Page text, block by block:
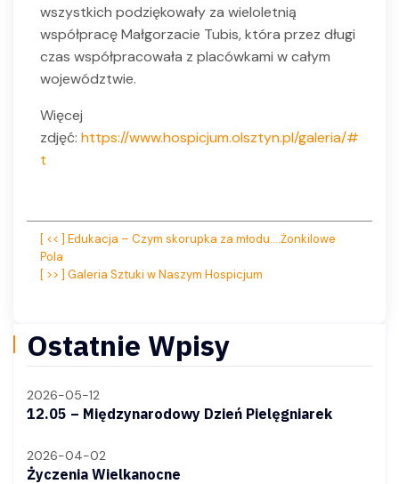
wszystkich podziękowały za wieloletnią
współpracę Małgorzacie Tubis, która przez długi
czas współpracowała z placówkami w całym
województwie.
Więcej
zdjęć: https://www.hospicjum.olsztyn.pl/galeria/#
t
Nawigacja
wpisu
[ << ] Edukacja – Czym skorupka za młodu….Żonkilowe
Pola
[ >> ] Galeria Sztuki w Naszym Hospicjum
Ostatnie Wpisy
2026-05-12
12.05 – Międzynarodowy Dzień Pielęgniarek
2026-04-02
Życzenia Wielkanocne